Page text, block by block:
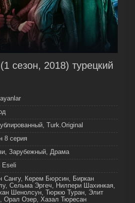
сезон, 2018) турецкий
Turk.Original
8 серия
Зарубежный, Драма
Eseli
Сангу, Керем Бюрсин, Биркан
Сельма Эргеч, Нилпери Шахинкая,
Шенолсун, Тюркю Туран, Элит
Орал Озер, Хазал Тюресан